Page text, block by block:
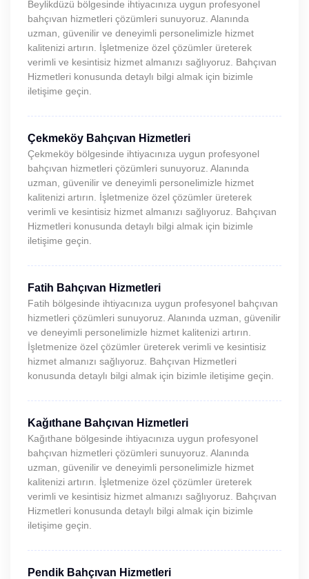
Beylikdüzü bölgesinde ihtiyacınıza uygun profesyonel
bahçıvan hizmetleri çözümleri sunuyoruz. Alanında
uzman, güvenilir ve deneyimli personelimizle hizmet
kalitenizi artırın. İşletmenize özel çözümler üreterek
verimli ve kesintisiz hizmet almanızı sağlıyoruz. Bahçıvan
Hizmetleri konusunda detaylı bilgi almak için bizimle
iletişime geçin.
Çekmeköy Bahçıvan Hizmetleri
Çekmeköy bölgesinde ihtiyacınıza uygun profesyonel
bahçıvan hizmetleri çözümleri sunuyoruz. Alanında
uzman, güvenilir ve deneyimli personelimizle hizmet
kalitenizi artırın. İşletmenize özel çözümler üreterek
verimli ve kesintisiz hizmet almanızı sağlıyoruz. Bahçıvan
Hizmetleri konusunda detaylı bilgi almak için bizimle
iletişime geçin.
Fatih Bahçıvan Hizmetleri
Fatih bölgesinde ihtiyacınıza uygun profesyonel bahçıvan
hizmetleri çözümleri sunuyoruz. Alanında uzman, güvenilir
ve deneyimli personelimizle hizmet kalitenizi artırın.
İşletmenize özel çözümler üreterek verimli ve kesintisiz
hizmet almanızı sağlıyoruz. Bahçıvan Hizmetleri
konusunda detaylı bilgi almak için bizimle iletişime geçin.
Kağıthane Bahçıvan Hizmetleri
Kağıthane bölgesinde ihtiyacınıza uygun profesyonel
bahçıvan hizmetleri çözümleri sunuyoruz. Alanında
uzman, güvenilir ve deneyimli personelimizle hizmet
kalitenizi artırın. İşletmenize özel çözümler üreterek
verimli ve kesintisiz hizmet almanızı sağlıyoruz. Bahçıvan
Hizmetleri konusunda detaylı bilgi almak için bizimle
iletişime geçin.
Pendik Bahçıvan Hizmetleri